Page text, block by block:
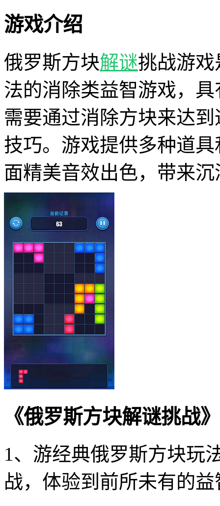
游戏介绍
俄罗斯方块解谜挑战游
法的消除类益智游戏，具
需要通过消除方块来达
技巧。游戏提供多种道
面精美音效出色，带来
《俄罗斯方块解谜挑战
1、游经典俄罗斯方块玩
战，体验到前所未有的